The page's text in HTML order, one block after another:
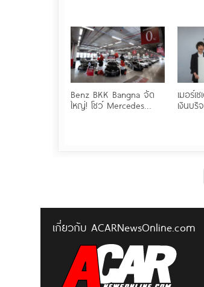
Benz BKK Bangna จัด
ใหญ่! โชว์ Mercedes…
เมอร์เ
เงินบ
เกี่ยวกับ ACARNewsOnline.com